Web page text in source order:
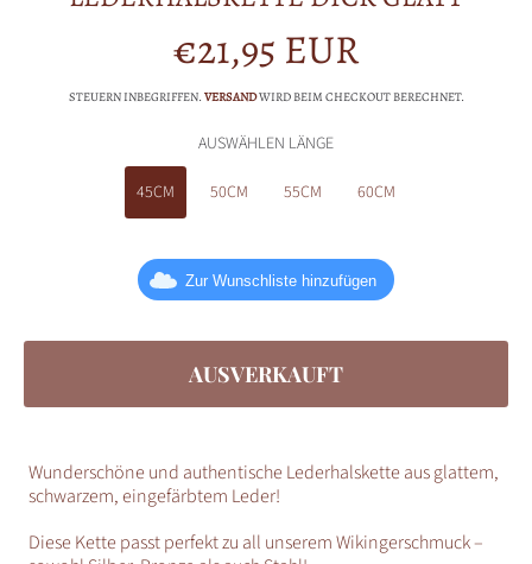
Normalpreis
€21,95 EUR
STEUERN INBEGRIFFEN. VERSANDWIRD BEIM CHECKOUT BERECHNET.
AUSWÄHLEN LÄNGE
45CM 50CM 55CM 60CM
Zur Wunschliste hinzufügen
AUSVERKAUFT
Wunderschöne und authentische Lederhalskette aus glattem,
schwarzem, eingefärbtem Leder!
Diese Kette passt perfekt zu all unserem Wikingerschmuck –